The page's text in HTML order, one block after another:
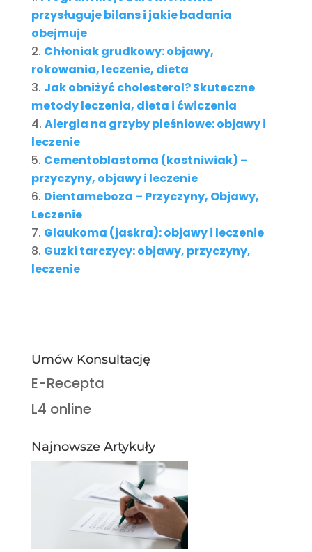
przysługuje bilans i jakie badania
obejmuje
Chłoniak grudkowy: objawy,
rokowania, leczenie, dieta
Jak obniżyć cholesterol? Skuteczne
metody leczenia, dieta i ćwiczenia
Alergia na grzyby pleśniowe: objawy i
leczenie
Cementoblastoma (kostniwiak) –
przyczyny, objawy i leczenie
Dientameboza – Przyczyny, Objawy,
Leczenie
Glaukoma (jaskra): objawy i leczenie
Guzki tarczycy: objawy, przyczyny,
leczenie
Umów Konsultację
E-Recepta
L4 online
Najnowsze Artykuły